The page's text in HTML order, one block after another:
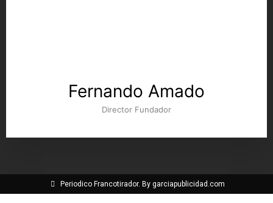
Fernando Amado
Director Fundador
Periodico Francotirador. By garciapublicidad.com